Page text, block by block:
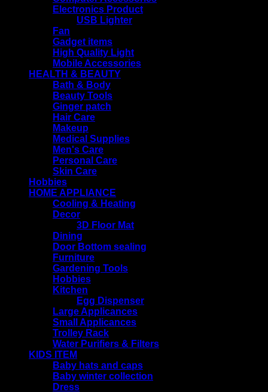
Electronics Product
USB Lighter
Fan
Gadget items
High Quality Light
Mobile Accessories
HEALTH & BEAUTY
Bath & Body
Beauty Tools
Ginger patch
Hair Care
Makeup
Medical Supplies
Men's Care
Personal Care
Skin Care
Hobbies
HOME APPLIANCE
Cooling & Heating
Decor
3D Floor Mat
Dining
Door Bottom sealing
Furniture
Gardening Tools
Hobbies
Kitchen
Egg Dispenser
Large Applicances
Small Applicances
Trolley Rack
Water Purifiers & Filters
KIDS ITEM
Baby hats and caps
Baby winter collection
Dress